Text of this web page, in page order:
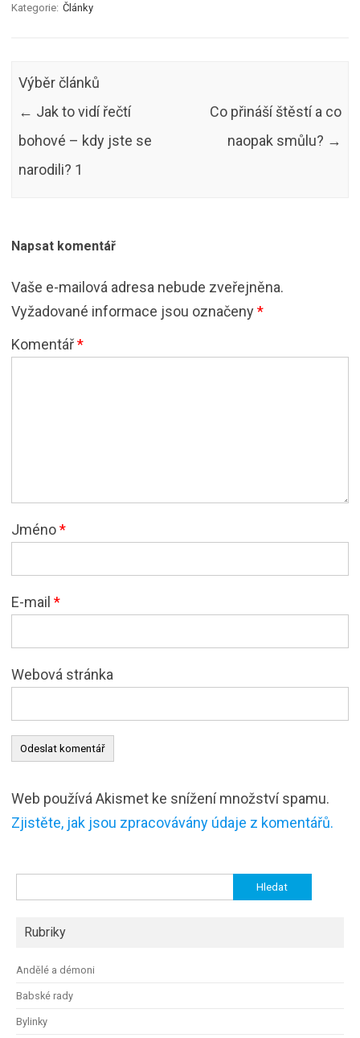
Kategorie: Články
Výběr článků
← Jak to vidí řečtí
bohové – kdy jste se
narodili? 1
Co přináší štěstí a co
naopak smůlu? →
Napsat komentář
Vaše e-mailová adresa nebude zveřejněna.
Vyžadované informace jsou označeny*
Komentář*
Jméno*
E-mail *
Webová stránka
Web používá Akismet ke snížení množství spamu.
Zjistěte, jak jsou zpracovávány údaje z komentářů.
Rubriky
Andělé a démoni
Babské rady
Bylinky